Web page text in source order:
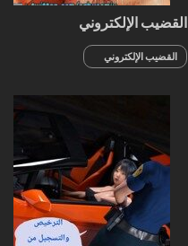
القضيب الإلكتروني
القضيب الإلكتروني
الجزء 6